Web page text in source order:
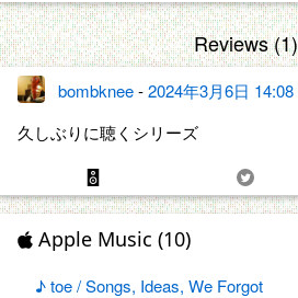
Reviews (1)
bombknee-2024年3月6日 14:08
久しぶりに聴くシリーズ
Apple Music (10)
♪ toe / Songs, Ideas, We Forgot